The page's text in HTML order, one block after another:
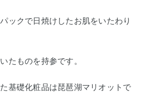
ックで日焼けしたお肌をいたわり
たものを持参です。
基礎化粧品は琵琶湖マリオットで